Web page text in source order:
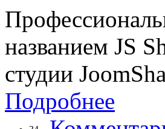
названием JS
студии
Подробнее